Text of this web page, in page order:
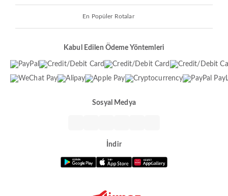
En Popüler Rotalar
Kabul Edilen Ödeme Yöntemleri
Sosyal Medya
İndir